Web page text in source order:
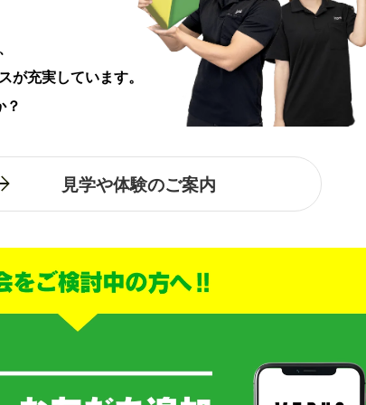
充実しています。
？
見学や体験のご案内